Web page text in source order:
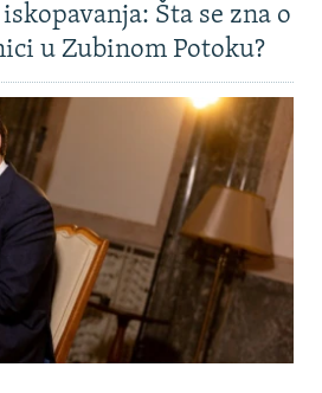
Šta se zna o
u Zubinom Potoku?